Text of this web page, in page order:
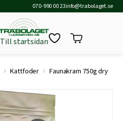
070-990 00 23info@trabolaget.se
Till startsidan
› Kattfoder › Faunakram 750g dry